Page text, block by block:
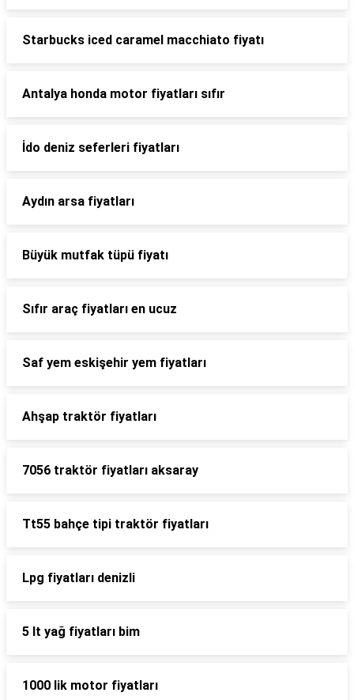
Starbucks iced caramel macchiato fiyatı
Antalya honda motor fiyatları sıfır
İdo deniz seferleri fiyatları
Aydın arsa fiyatları
Büyük mutfak tüpü fiyatı
Sıfır araç fiyatları en ucuz
Saf yem eskişehir yem fiyatları
Ahşap traktör fiyatları
7056 traktör fiyatları aksaray
Tt55 bahçe tipi traktör fiyatları
Lpg fiyatları denizli
5 lt yağ fiyatları bim
1000 lik motor fiyatları